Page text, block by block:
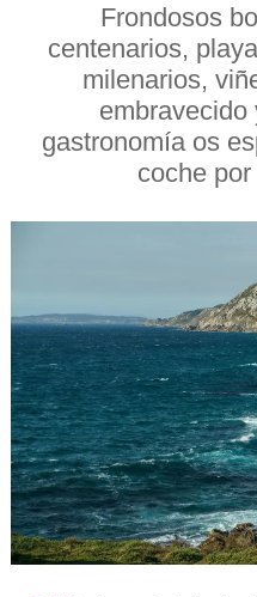
Frondosos
centenarios,
milenarios,
embravecido
gastronomía os
coche